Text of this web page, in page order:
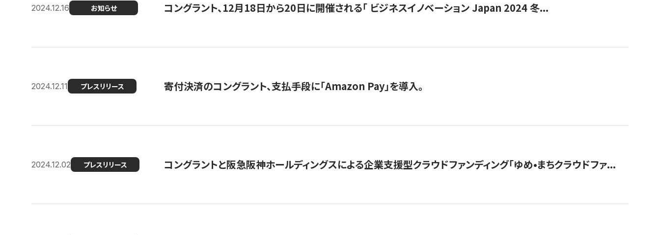
2024.12.16 お知らせ コングラント、12月18日から20日に開催される「 ビジネスイノベーション Japan 2024 冬...
2024.12.11 プレスリリース 寄付決済のコングラント、支払手段に「Amazon Pay」を導入。
2024.12.02 プレスリリース コングラントと阪急阪神ホールディングスによる企業支援型クラウドファンディング「ゆめ•まちクラウドファ...